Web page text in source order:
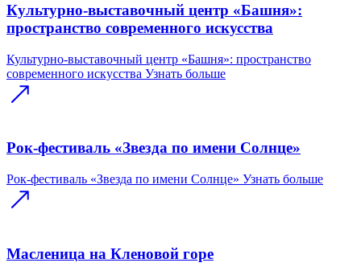
Культурно-выставочный центр «Башня»:
пространство современного искусства
Культурно-выставочный центр «Башня»: пространство
современного искусства Узнать больше
Рок-фестиваль «Звезда по имени Солнце»
Рок-фестиваль «Звезда по имени Солнце» Узнать больше
Масленица на Кленовой горе